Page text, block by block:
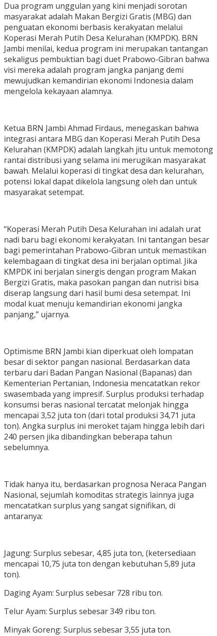
Dua program unggulan yang kini menjadi sorotan
masyarakat adalah Makan Bergizi Gratis (MBG) dan
penguatan ekonomi berbasis kerakyatan melalui
Koperasi Merah Putih Desa Kelurahan (KMPDK). BRN
Jambi menilai, kedua program ini merupakan tantangan
sekaligus pembuktian bagi duet Prabowo-Gibran bahwa
visi mereka adalah program jangka panjang demi
mewujudkan kemandirian ekonomi Indonesia dalam
mengelola kekayaan alamnya.
Ketua BRN Jambi Ahmad Firdaus, menegaskan bahwa
integrasi antara MBG dan Koperasi Merah Putih Desa
Kelurahan (KMPDK) adalah langkah jitu untuk memotong
rantai distribusi yang selama ini merugikan masyarakat
bawah. Melalui koperasi di tingkat desa dan kelurahan,
potensi lokal dapat dikelola langsung oleh dan untuk
masyarakat setempat.
“Koperasi Merah Putih Desa Kelurahan ini adalah urat
nadi baru bagi ekonomi kerakyatan. Ini tantangan besar
bagi pemerintahan Prabowo-Gibran untuk memastikan
kelembagaan di tingkat desa ini berjalan optimal. Jika
KMPDK ini berjalan sinergis dengan program Makan
Bergizi Gratis, maka pasokan pangan dan nutrisi bisa
diserap langsung dari hasil bumi desa setempat. Ini
modal kuat menuju kemandirian ekonomi jangka
panjang,” ujarnya.
Optimisme BRN Jambi kian diperkuat oleh lompatan
besar di sektor pangan nasional. Berdasarkan data
terbaru dari Badan Pangan Nasional (Bapanas) dan
Kementerian Pertanian, Indonesia mencatatkan rekor
swasembada yang impresif. Surplus produksi terhadap
konsumsi beras nasional tercatat melonjak hingga
mencapai 3,52 juta ton (dari total produksi 34,71 juta
ton). Angka surplus ini meroket tajam hingga lebih dari
240 persen jika dibandingkan beberapa tahun
sebelumnya.
Tidak hanya itu, berdasarkan prognosa Neraca Pangan
Nasional, sejumlah komoditas strategis lainnya juga
mencatatkan surplus yang sangat signifikan, di
antaranya:
Jagung: Surplus sebesar, 4,85 juta ton, (ketersediaan
mencapai 10,75 juta ton dengan kebutuhan 5,89 juta
ton).
Daging Ayam: Surplus sebesar 728 ribu ton.
Telur Ayam: Surplus sebesar 349 ribu ton.
Minyak Goreng: Surplus sebesar 3,55 juta ton.